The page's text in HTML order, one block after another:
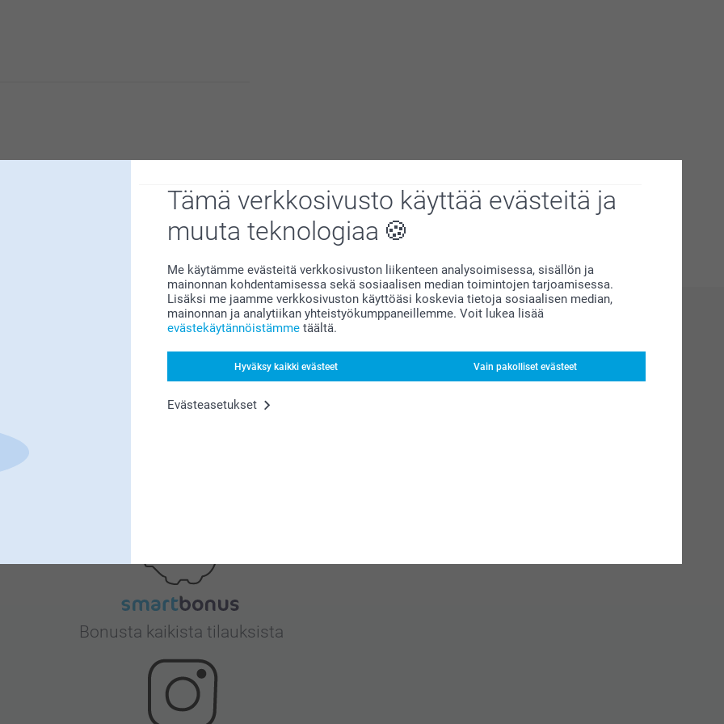
Tämä verkkosivusto käyttää evästeitä ja
muuta teknologiaa
Me käytämme evästeitä verkkosivuston liikenteen analysoimisessa, sisällön ja
mainonnan kohdentamisessa sekä sosiaalisen median toimintojen tarjoamisessa.
Lisäksi me jaamme verkkosivuston käyttöäsi koskevia tietoja sosiaalisen median,
mainonnan ja analytiikan yhteistyökumppaneillemme. Voit lukea lisää
evästekäytännöistämme täältä.
Hyväksy kaikki evästeet Vain pakolliset evästeet
Evästeasetukset
erittäin tärkeää. Kiva että pidät
smartphoto?
Bonusta kaikista tilauksista